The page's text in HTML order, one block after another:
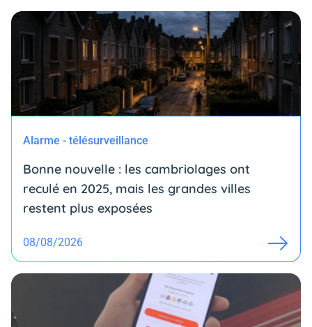
Alarme - télésurveillance
Bonne nouvelle : les cambriolages ont
reculé en 2025, mais les grandes villes
restent plus exposées
08/08/2026